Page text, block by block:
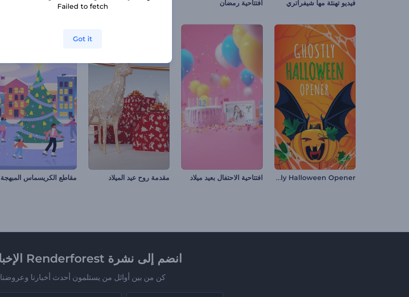
فيديو تهنئة مها شيفراتري افتتاحية رمضان افتتاحية شجرة لامعة عملية مجموعة خطوط متحركة
Ghostly Halloween Opener افتتاحية الاحتفال بعيد ميلاد مقدمة روح عيد الميلاد مقاطع الكريسماس المبهجة
انضم إلى نشرة Renderforest الإخبارية
كن من بين أوائل من يستلمون أحدث أخبارنا وعروضنا
Failed to fetch
Got it